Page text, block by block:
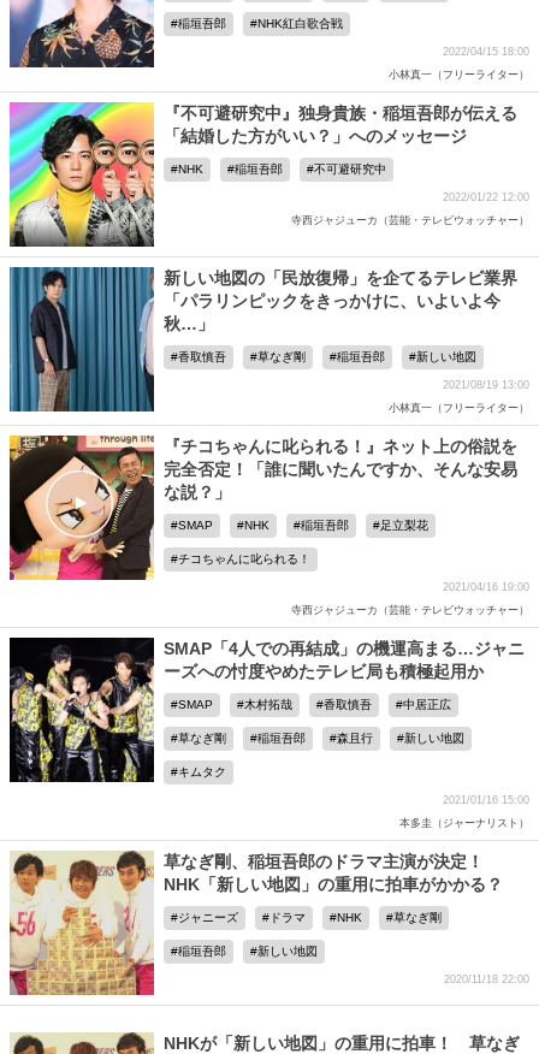
稲垣吾郎 NHK紅白歌合戦
2022/04/15 18:00
小林真一（フリーライター）
『不可避研究中』独身貴族・稲垣吾郎が伝える
「結婚した方がいい？」へのメッセージ
NHK 稲垣吾郎 不可避研究中
2022/01/22 12:00
寺西ジャジューカ（芸能・テレビウォッチャー）
新しい地図の「民放復帰」を企てるテレビ業界
「パラリンピックをきっかけに、いよいよ今
秋…」
香取慎吾 草なぎ剛 稲垣吾郎 新しい地図
2021/08/19 13:00
小林真一（フリーライター）
『チコちゃんに叱られる！』ネット上の俗説を
完全否定！「誰に聞いたんですか、そんな安易
な説？」
SMAP NHK 稲垣吾郎 足立梨花
チコちゃんに叱られる！
2021/04/16 19:00
寺西ジャジューカ（芸能・テレビウォッチャー）
SMAP「4人での再結成」の機運高まる…ジャニ
ーズへの忖度やめたテレビ局も積極起用か
SMAP 木村拓哉 香取慎吾 中居正広
草なぎ剛 稲垣吾郎 森且行 新しい地図
キムタク
2021/01/16 15:00
本多圭（ジャーナリスト）
草なぎ剛、稲垣吾郎のドラマ主演が決定！
NHK「新しい地図」の重用に拍車がかかる？
ジャニーズ ドラマ NHK 草なぎ剛
稲垣吾郎 新しい地図
2020/11/18 22:00
NHKが「新しい地図」の重用に拍車！ 草なぎ